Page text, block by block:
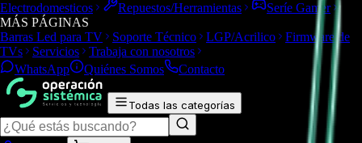
Electrodomesticos
Repuestos/Herramientas
Seríe Gamer
MÁS PÁGINAS
Barras Led para TV
Soporte Técnico LGP/Acrilico
Firmware de
TVs
Servicios
Trabaja con nosotros
WhatsApp
Quiénes Somos Contacto
Todas las categorías